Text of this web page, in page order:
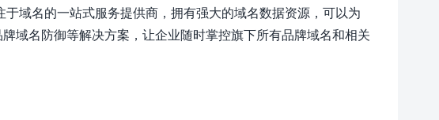
于域名的一站式服务提供商，拥有强大的域名数据资源，可以为
域名防御等解决方案，让企业随时掌控旗下所有品牌域名和相关